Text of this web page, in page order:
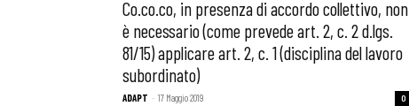
Co.co.co, in presenza di accordo collettivo, non
è necessario (come prevede art. 2, c. 2 d.lgs.
81/15) applicare art. 2, c. 1 (disciplina del lavoro
subordinato)
ADAPT - 17 Maggio 2019 0